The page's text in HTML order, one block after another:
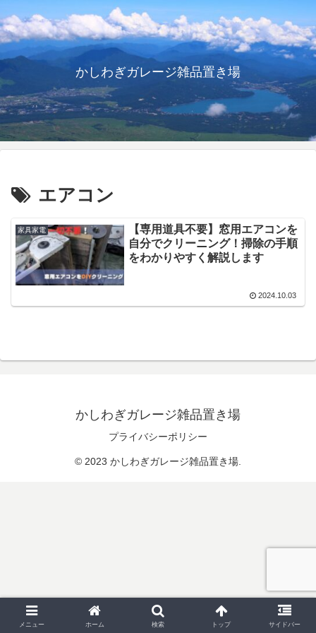
かしわぎガレージ雑品置き場
エアコン
家具家電
【専用道具不要】窓用エアコンを
自分でクリーニング！掃除の手順
をわかりやすく解説します
2024.10.03
かしわぎガレージ雑品置き場
プライバシーポリシー
© 2023 かしわぎガレージ雑品置き場.
メニュー ホーム 検索 トップ サイドバー